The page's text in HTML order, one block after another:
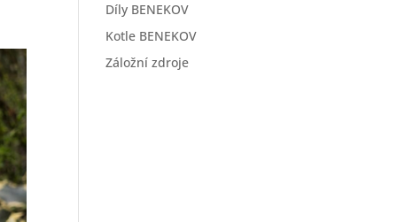
Díly BENEKOV
Kotle BENEKOV
Záložní zdroje